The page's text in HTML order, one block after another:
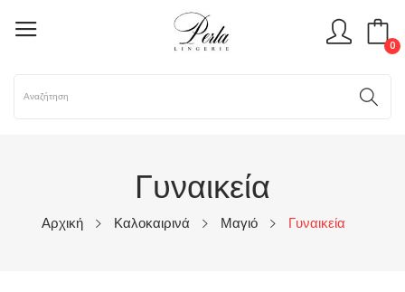
0
Γυναικεία
Αρχική Καλοκαιρινά Μαγιό Γυναικεία